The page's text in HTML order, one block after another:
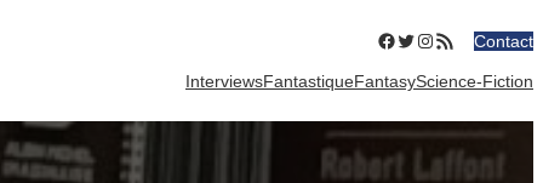
Facebook
Twitter
Instagram
Flux RSSContact
InterviewsFantastiqueFantasyScience-Fiction